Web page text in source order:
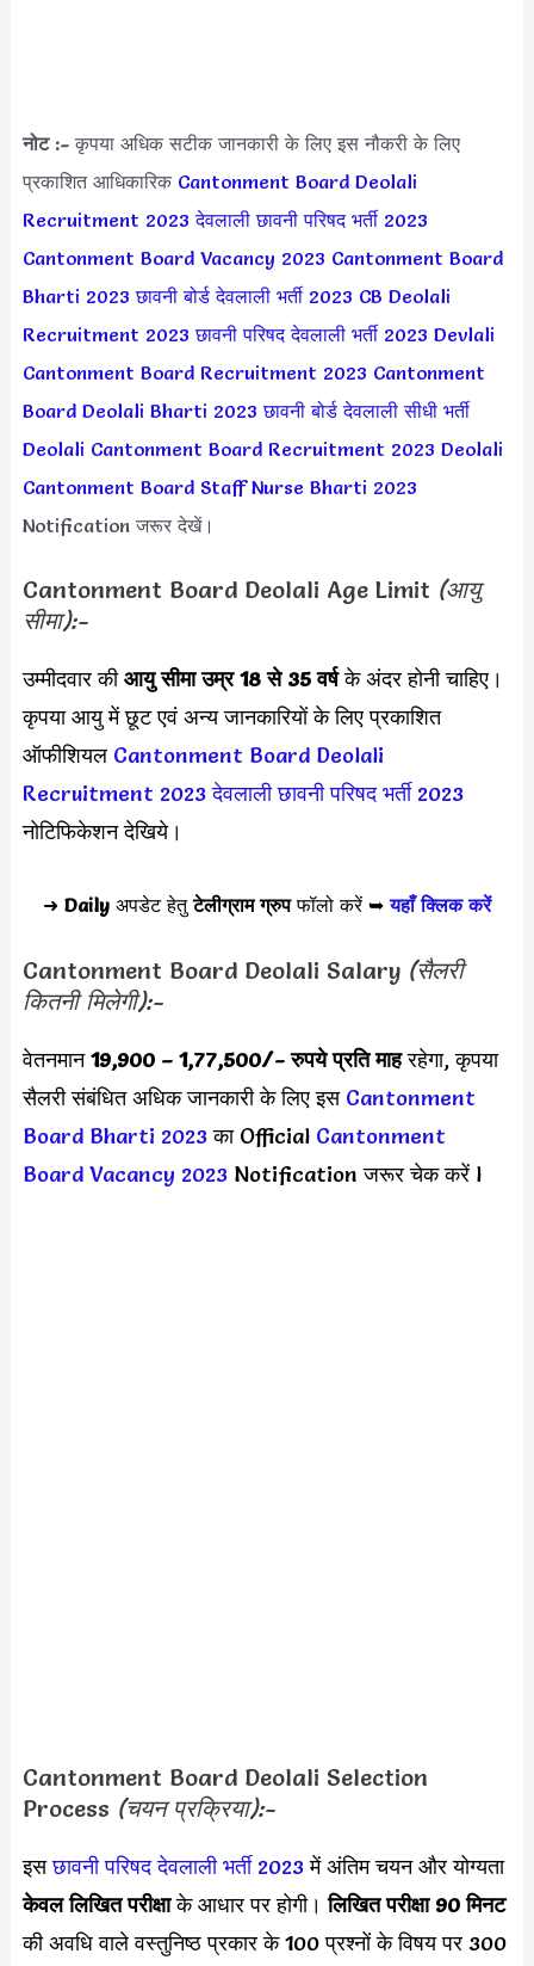
नोट :-कृपया अधिक सटीक जानकारी के लिए इस नौकरी के लिए
प्रकाशित आधिकारिक Cantonment Board Deolali
Recruitment 2023 देवलाली छावनी परिषद भर्ती 2023
Cantonment Board Vacancy 2023 Cantonment Board
Bharti 2023 छावनी बोर्ड देवलाली भर्ती 2023 CB Deolali
Recruitment 2023 छावनी परिषद देवलाली भर्ती 2023 Devlali
Cantonment Board Recruitment 2023 Cantonment
Board Deolali Bharti 2023 छावनी बोर्ड देवलाली सीधी भर्ती
Deolali Cantonment Board Recruitment 2023 Deolali
Cantonment Board Staff Nurse Bharti 2023
Notification जरूर देखें।
Cantonment Board Deolali Age Limit (आयु
सीमा):-
उम्मीदवार कीआयु सीमा उम्र 18 से 35 वर्षके अंदर होनी चाहिए।
कृपया आयु में छूट एवं अन्य जानकारियों के लिए प्रकाशित
ऑफीशियल Cantonment Board Deolali
Recruitment 2023 देवलाली छावनी परिषद भर्ती 2023
नोटिफिकेशन देखिये।
➜ Daily अपडेट हेतुटेलीग्राम ग्रुपफॉलो करें ➥यहाँ क्लिक करें
Cantonment Board Deolali Salary (सैलरी
कितनी मिलेगी):-
वेतनमान19,900 – 1,77,500/- रुपये प्रति माहरहेगा, कृपया
सैलरी संबंधित अधिक जानकारी के लिए इस Cantonment
Board Bharti 2023का Official Cantonment
Board Vacancy 2023Notification जरूर चेक करें l
Cantonment Board Deolali Selection
Process (चयन प्रक्रिया):-
इसछावनी परिषद देवलाली भर्ती 2023में अंतिम चयन और योग्यता
केवल लिखित परीक्षाके आधार पर होगी।लिखित परीक्षा 90 मिनट
की अवधि वाले वस्तुनिष्ठ प्रकार के 100 प्रश्नों के विषय पर 300